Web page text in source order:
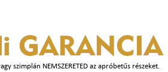
GARANCIA
szimplán NEMSZERETED az apróbetűs részeket.